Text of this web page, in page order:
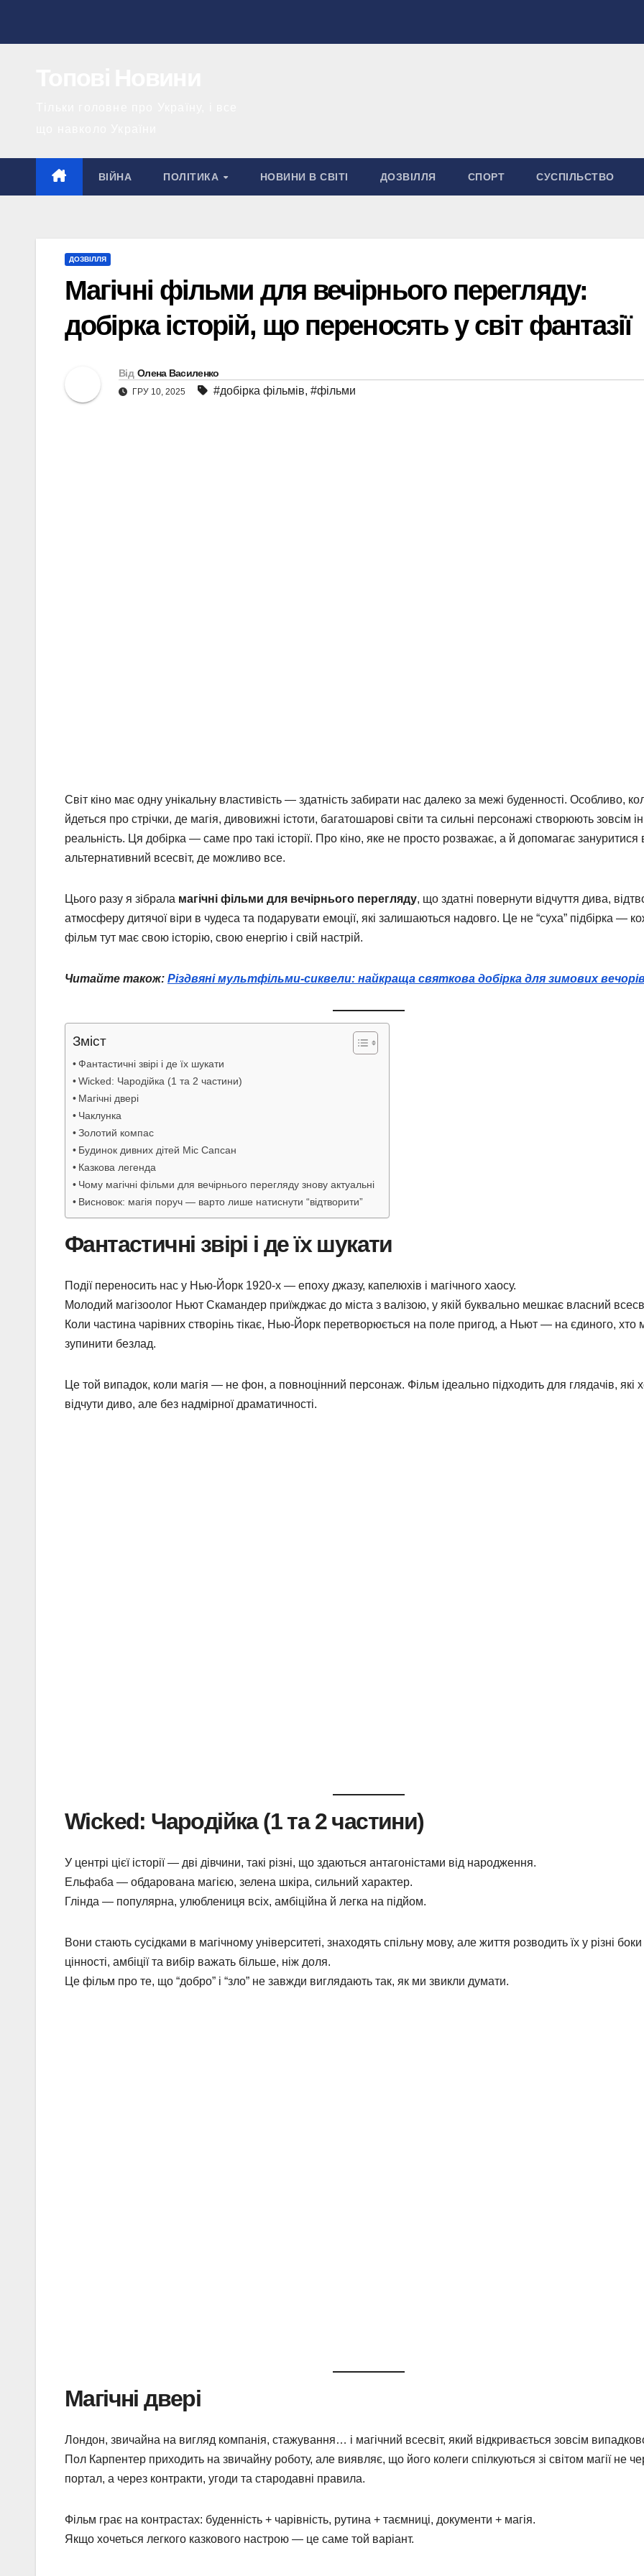
ВІЙНА ПОЛІТИКА НОВИНИ В СВІТІ ДОЗВІЛЛЯ СПОРТ СУСПІЛЬСТВО
ДОЗВІЛЛЯ
Магічні фільми для вечірнього перегляду:
добірка історій, що переносять у світ фантазії
Від Олена Василенко
ГРУ 10, 2025 #добірка фільмів, #фільми
Світ кіно має одну унікальну властивість — здатність забирати нас далеко за межі буденності. Особливо,
йдеться про стрічки, де магія, дивовижні істоти, багатошарові світи та сильні персонажі створюють зовсім
реальність. Ця добірка — саме про такі історії. Про кіно, яке не просто розважає, а й допомагає зануритися
альтернативний всесвіт, де можливо все.
Цього разу я зібрала магічні фільми для вечірнього перегляду, що здатні повернути відчуття дива,
атмосферу дитячої віри в чудеса та подарувати емоції, які залишаються надовго. Це не “суха” підбірка —
фільм тут має свою історію, свою енергію і свій настрій.
Читайте також: Різдвяні мультфільми-сиквели: найкраща святкова добірка для зимових
Зміст
Фантастичні звірі і де їх шукати
Wicked: Чародійка (1 та 2 частини)
Магічні двері
Чаклунка
Золотий компас
Будинок дивних дітей Міс Сапсан
Казкова легенда
Чому магічні фільми для вечірнього перегляду знову актуальні
Висновок: магія поруч — варто лише натиснути “відтворити”
Фантастичні звірі і де їх шукати
Події переносить нас у Нью-Йорк 1920-х — епоху джазу, капелюхів і магічного хаосу.
Молодий магізоолог Ньют Скамандер приїжджає до міста з валізою, у якій буквально мешкає власний
Коли частина чарівних створінь тікає, Нью-Йорк перетворюється на поле пригод, а Ньют — на єдиного, хто
зупинити безлад.
Це той випадок, коли магія — не фон, а повноцінний персонаж. Фільм ідеально підходить для глядачів, які
відчути диво, але без надмірної драматичності.
Wicked: Чародійка (1 та 2 частини)
У центрі цієї історії — дві дівчини, такі різні, що здаються антагоністами від народження.
Ельфаба — обдарована магією, зелена шкіра, сильний характер.
Глінда — популярна, улюблениця всіх, амбіційна й легка на підйом.
Вони стають сусідками в магічному університеті, знаходять спільну мову, але життя розводить їх у різні
цінності, амбіції та вибір важать більше, ніж доля.
Це фільм про те, що “добро” і “зло” не завжди виглядають так, як ми звикли думати.
Магічні двері
Лондон, звичайна на вигляд компанія, стажування… і магічний всесвіт, який відкривається зовсім
Пол Карпентер приходить на звичайну роботу, але виявляє, що його колеги спілкуються зі світом магії не
портал, а через контракти, угоди та стародавні правила.
Фільм грає на контрастах: буденність + чарівність, рутина + таємниці, документи + магія.
Якщо хочеться легкого казкового настрою — це саме той варіант.